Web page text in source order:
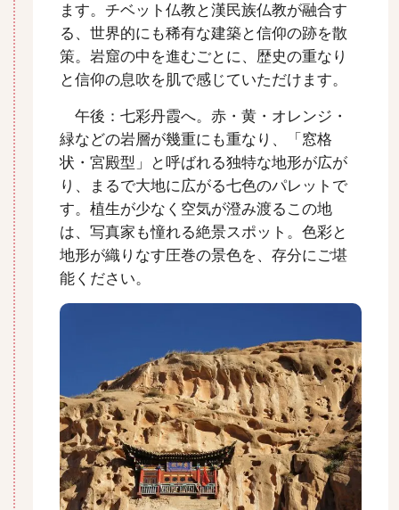
ます。チベット仏教と漢民族仏教が融合す
る、世界的にも稀有な建築と信仰の跡を散
策。岩窟の中を進むごとに、歴史の重なり
と信仰の息吹を肌で感じていただけます。
午後：七彩丹霞へ。赤・黄・オレンジ・
緑などの岩層が幾重にも重なり、「窓格
状・宮殿型」と呼ばれる独特な地形が広が
り、まるで大地に広がる七色のパレットで
す。植生が少なく空気が澄み渡るこの地
は、写真家も憧れる絶景スポット。色彩と
地形が織りなす圧巻の景色を、存分にご堪
能ください。